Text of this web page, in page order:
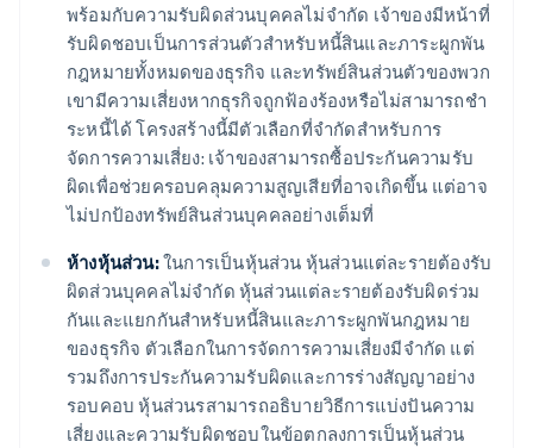
พร้อมกับความรับผิดส่วนบุคคลไม่จํากัด เจ้าของมีหน้าที่
รับผิดชอบเป็นการส่วนตัวสําหรับหนี้สินและภาระผูกพัน
กฎหมายทั้งหมดของธุรกิจ และทรัพย์สินส่วนตัวของพวก
เขามีความเสี่ยงหากธุรกิจถูกฟ้องร้องหรือไม่สามารถชํา
ระหนี้ได้ โครงสร้างนี้มีตัวเลือกที่จํากัดสําหรับการ
จัดการความเสี่ยง: เจ้าของสามารถซื้อประกันความรับ
ผิดเพื่อช่วยครอบคลุมความสูญเสียที่อาจเกิดขึ้น แต่อาจ
ไม่ปกป้องทรัพย์สินส่วนบุคคลอย่างเต็มที่
ห้างหุ้นส่วน:ในการเป็นหุ้นส่วน หุ้นส่วนแต่ละรายต้องรับ
ผิดส่วนบุคคลไม่จำกัด หุ้นส่วนแต่ละรายต้องรับผิดร่วม
กันและแยกกันสำหรับหนี้สินและภาระผูกพันกฎหมาย
ของธุรกิจ ตัวเลือกในการจัดการความเสี่ยงมีจำกัด แต่
รวมถึงการประกันความรับผิดและการร่างสัญญาอย่าง
รอบคอบ หุ้นส่วนรสามารถอธิบายวิธีการแบ่งปันความ
เสี่ยงและความรับผิดชอบในข้อตกลงการเป็นหุ้นส่วน